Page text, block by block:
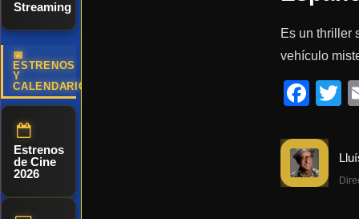
Streaming
📅
ESTRENOS
Y
CALENDARIO
Estrenos
de Cine
2026
Es un thriller
vehículo